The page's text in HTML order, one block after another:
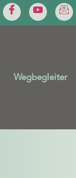
Wegbegleiter